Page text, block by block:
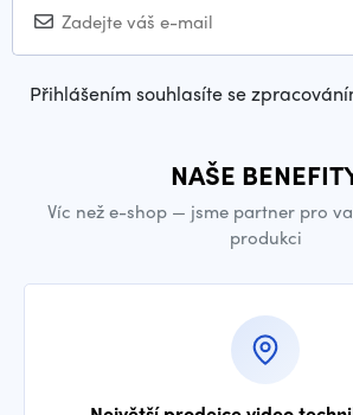
Přihlášením souhlasíte se
NAŠE
Víc než e-shop — jsme partner pro
produkci